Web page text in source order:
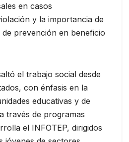
en casos
y la importancia de
prevención en beneficio
el trabajo social desde
con énfasis en la
educativas y de
través de programas
el INFOTEP, dirigidos